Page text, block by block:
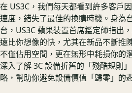
在 US3C，我們每天都看到許多客戶
速度，錯失了最佳的換購時機。身為
台，US3C 蘋果裝置首席鑑定師指出
遠比你想像的快，尤其在新品不斷推
不僅佔用空間，更在無形中耗損你的
深入了解 3C 設備折舊的「殘酷規則
略，幫助你避免設備價值「歸零」的